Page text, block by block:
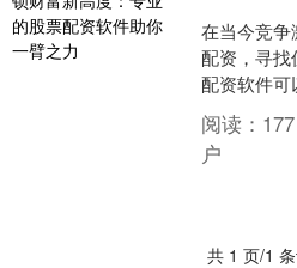
在当今竞
配资，寻
配资软件可
秘密武器。
资金提供
阅读： 177
户
共 1 页/1